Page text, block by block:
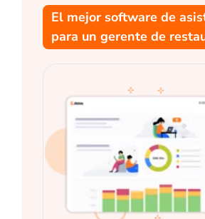
El mejor software de
para un gerente de